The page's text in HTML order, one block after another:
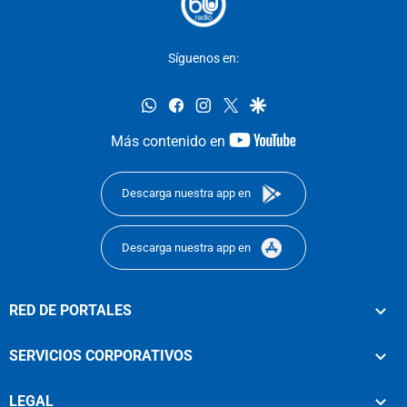
Síguenos en:
whatsappfacebookinstagram
twittergoogle
Más contenido en
youtube-
Descarga nuestra app en
Descarga nuestra app en
RED DE PORTALES
SERVICIOS CORPORATIVOS
LEGAL